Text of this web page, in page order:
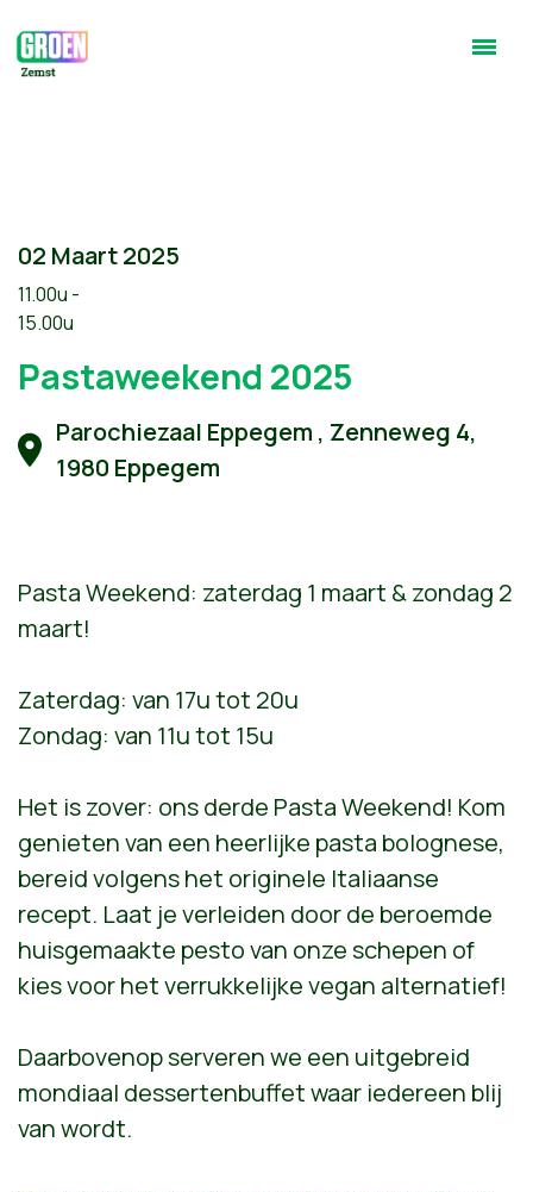
02 Maart 2025
11.00u -
15.00u
Pastaweekend 2025
Parochiezaal Eppegem , Zenneweg 4,
1980 Eppegem
Pasta Weekend: zaterdag 1 maart & zondag 2
maart!
Zaterdag: van 17u tot 20u
Zondag: van 11u tot 15u
Het is zover: ons derde Pasta Weekend! Kom
genieten van een heerlijke pasta bolognese,
bereid volgens het originele Italiaanse
recept. Laat je verleiden door de beroemde
huisgemaakte pesto van onze schepen of
kies voor het verrukkelijke vegan alternatief!
Daarbovenop serveren we een uitgebreid
mondiaal dessertenbuffet waar iedereen blij
van wordt.